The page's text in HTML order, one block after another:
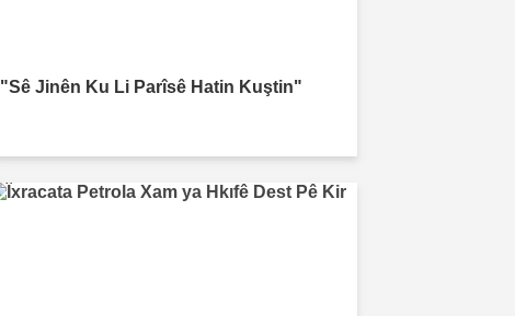
"Sê Jinên Ku Li Parîsê Hatin Kuştin"